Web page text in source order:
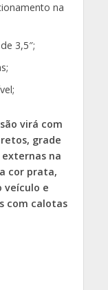
na
3,5″;
virá com
grade
na
cor prata,
veículo e
com calotas